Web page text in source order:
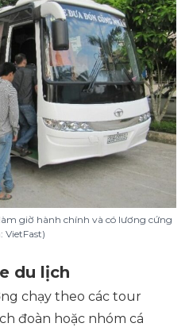
giờ hành chính và có lương cứng
VietFast)
du lịch
chạy theo các tour
đoàn hoặc nhóm cá